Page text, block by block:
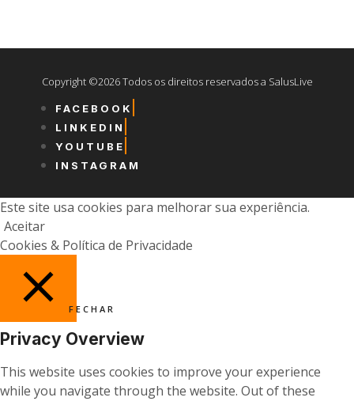
Copyright ©2026 Todos os direitos reservados a SalusLive
FACEBOOK
LINKEDIN
YOUTUBE
INSTAGRAM
Este site usa cookies para melhorar sua experiência.
Aceitar
Cookies & Política de Privacidade
FECHAR
Privacy Overview
This website uses cookies to improve your experience
while you navigate through the website. Out of these